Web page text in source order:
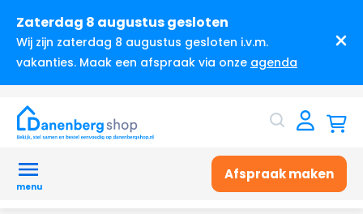
Zaterdag 8 augustus gesloten
Wij zijn zaterdag 8 augustus gesloten i.v.m.
vakanties. Maak een afspraak via onze agenda
menu
Afspraak maken